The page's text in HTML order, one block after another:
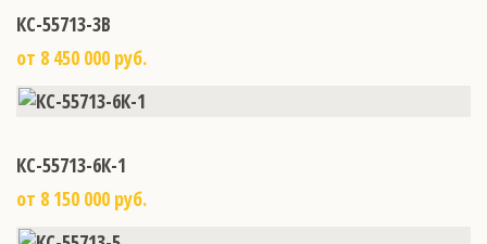
КС-55713-3В
от 8 450 000 руб.
КС-55713-6К-1
от 8 150 000 руб.